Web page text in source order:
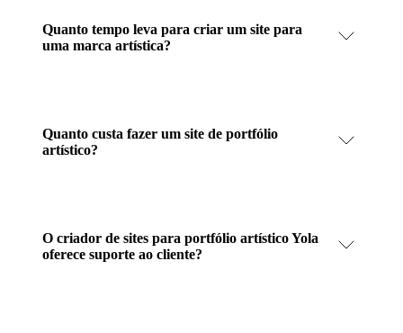
Quanto tempo leva para criar um site para
uma marca artística?
Quanto custa fazer um site de portfólio
artístico?
O criador de sites para portfólio artístico Yola
oferece suporte ao cliente?